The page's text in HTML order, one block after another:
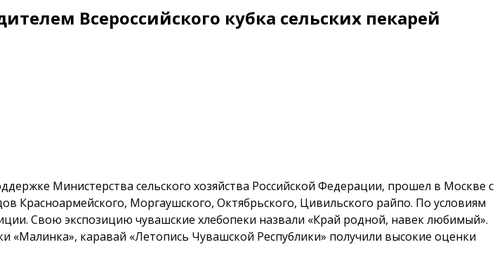
Всероссийского кубка сельских пекарей
Министерства сельского хозяйства Российской Федерации, прошел в Москве с
Красноармейского, Моргаушского, Октябрьского, Цивильского райпо. По условиям
Свою экспозицию чувашские хлебопеки назвали «Край родной, навек любимый».
«Малинка», каравай «Летопись Чувашской Республики» получили высокие оценки